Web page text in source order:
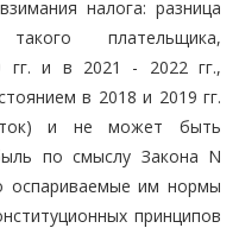
налога: разница
плательщика,
гг. и в 2021 - 2022 гг.,
в 2018 и 2019 гг.
и не может быть
по смыслу Закона N
оспариваемые им нормы
принципов